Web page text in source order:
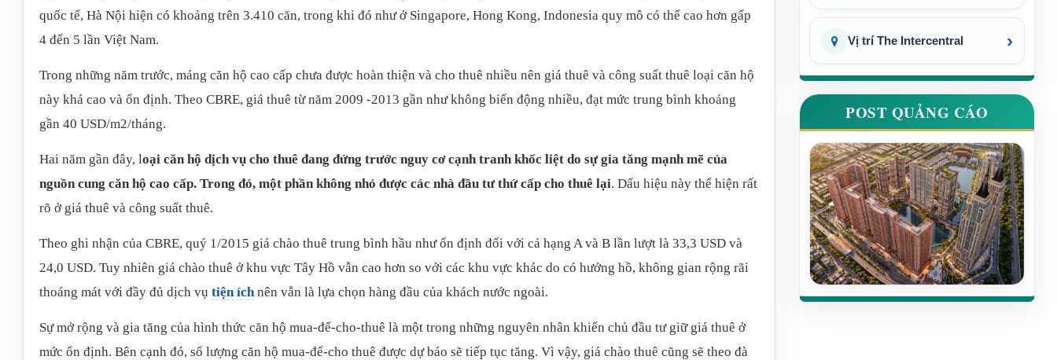
quốc tế, Hà Nội hiện có khoảng trên 3.410 căn, trong khi đó như ở Singapore, Hong Kong, Indonesia quy mô có thể cao hơn gấp
4 đến 5 lần Việt Nam.
Trong những năm trước, mảng căn hộ cao cấp chưa được hoàn thiện và cho thuê nhiều nên giá thuê và công suất thuê loại căn hộ
này khá cao và ổn định. Theo CBRE, giá thuê từ năm 2009 -2013 gần như không biến động nhiều, đạt mức trung bình khoảng
gần 40 USD/m2/tháng.
Hai năm gần đây, loại căn hộ dịch vụ cho thuê đang đứng trước nguy cơ cạnh tranh khốc liệt do sự gia tăng mạnh mẽ của
nguồn cung căn hộ cao cấp. Trong đó, một phần không nhỏ được các nhà đầu tư thứ cấp cho thuê lại. Dấu hiệu này thể hiện rất
rõ ở giá thuê và công suất thuê.
Theo ghi nhận của CBRE, quý 1/2015 giá chào thuê trung bình hầu như ổn định đối với cả hạng A và B lần lượt là 33,3 USD và
24,0 USD. Tuy nhiên giá chào thuê ở khu vực Tây Hồ vẫn cao hơn so với các khu vực khác do có hướng hồ, không gian rộng rãi
thoáng mát với đầy đủ dịch vụtiện íchnên vẫn là lựa chọn hàng đầu của khách nước ngoài.
Sự mở rộng và gia tăng của hình thức căn hộ mua-để-cho-thuê là một trong những nguyên nhân khiến chủ đầu tư giữ giá thuê ở
mức ổn định. Bên cạnh đó, số lượng căn hộ mua-để-cho thuê được dự báo sẽ tiếp tục tăng. Vì vậy, giá chào thuê cũng sẽ theo đà
Vị trí The Intercentral ›
POST QUẢNG CÁO